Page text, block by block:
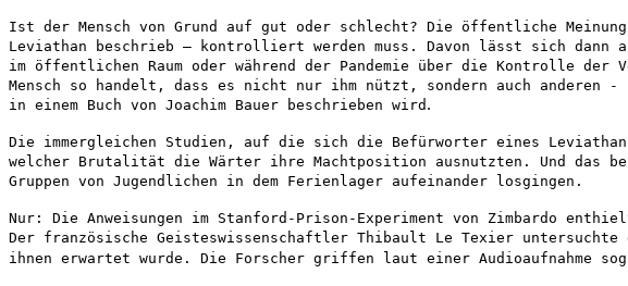
Ist der Mensch von Grund auf gut oder schlecht? Die öffentliche
Leviathan beschrieb – kontrolliert werden muss. Davon lässt sich dann
im öffentlichen Raum oder während der Pandemie über die Kontrolle
Mensch so handelt, dass es nicht nur ihm nützt, sondern auch anderen
in einem Buch von Joachim Bauer beschrieben wird .
Die immergleichen Studien, auf die sich die Befürworter eines
welcher Brutalität die Wärter ihre Machtposition ausnutzten. Und das
Gruppen von Jugendlichen in dem Ferienlager aufeinander losgingen.
Nur: Die Anweisungen im Stanford-Prison-Experiment von Zimbardo
Der französische Geisteswissenschaftler Thibault Le Texier untersuchte
ihnen erwartet wurde. Die Forscher griffen laut einer Audioaufnahme